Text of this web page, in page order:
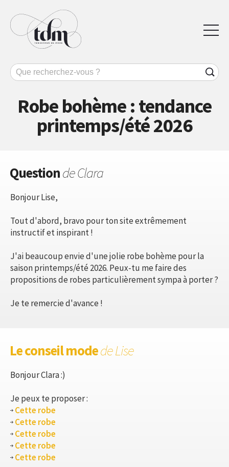
Robe bohème : tendance
printemps/été 2026
Questionde Clara
Bonjour Lise,
Tout d'abord, bravo pour ton site extrêmement
instructif et inspirant !
J'ai beaucoup envie d'une jolie robe bohème pour la
saison printemps/été 2026. Peux-tu me faire des
propositions de robes particulièrement sympa à porter ?
Je te remercie d'avance !
Le conseil modede Lise
Bonjour Clara :)
Je peux te proposer :
Cette robe
Cette robe
Cette robe
Cette robe
Cette robe